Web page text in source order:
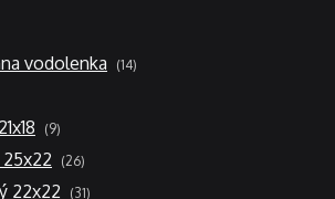
vodolenka 1414
produktů
99
produktů
2626
produktů
22x22 3131